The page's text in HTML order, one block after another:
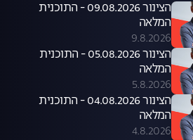
הצינור 09.08.2026 - התוכנית
המלאה
9.8.2026
הצינור 05.08.2026 - התוכנית
המלאה
5.8.2026
הצינור 04.08.2026 - התוכנית
המלאה
4.8.2026